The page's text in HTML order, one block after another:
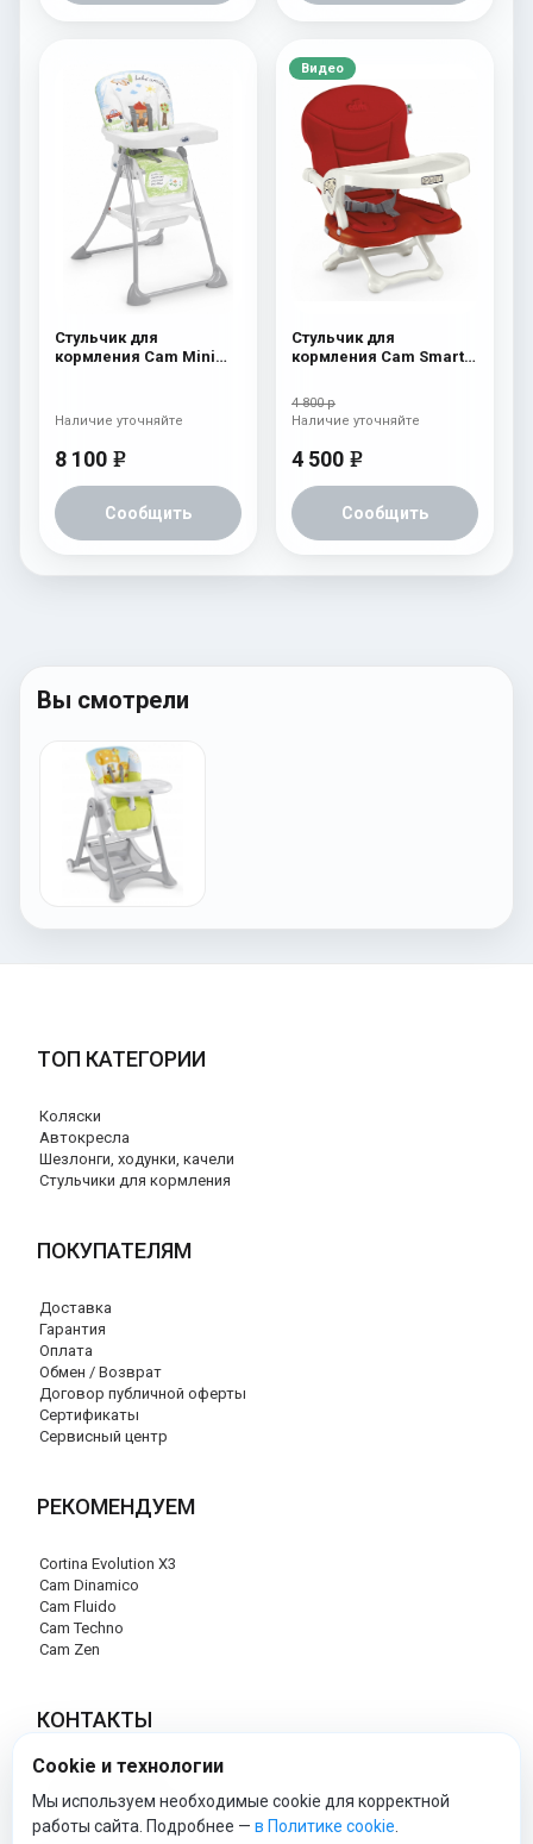
Стульчик для
кормления Cam Mini
8 100 e
Сообщить
Наличие уточняйте
Видео
Стульчик для
кормления Cam Smarty
4 800 р
4 500 e
Сообщить
Наличие уточняйте
Вы смотрели
ТОП КАТЕГОРИИ
Коляски
Автокресла
Шезлонги, ходунки, качели
Стульчики для кормления
ПОКУПАТЕЛЯМ
Доставка
Гарантия
Оплата
Обмен / Возврат
Договор публичной оферты
Сертификаты
Сервисный центр
РЕКОМЕНДУЕМ
Cortina Evolution X3
Cam Dinamico
Cam Fluido
Cam Techno
Cam Zen
КОНТАКТЫ
+7 (495) 120-29-85
info@cam-official-store.ru
Cookie и технологии
Мы используем необходимые cookie для корректной
работы сайта. Подробнее — в Политике cookie